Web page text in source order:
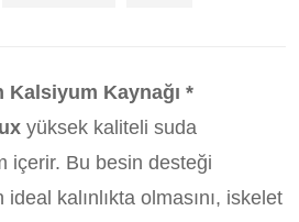
* Suda Çözünebilen Kalsiyum Kaynağı *
yüksek kaliteli suda
içerir. Bu besin desteği
kalınlıkta olmasını, iskelet